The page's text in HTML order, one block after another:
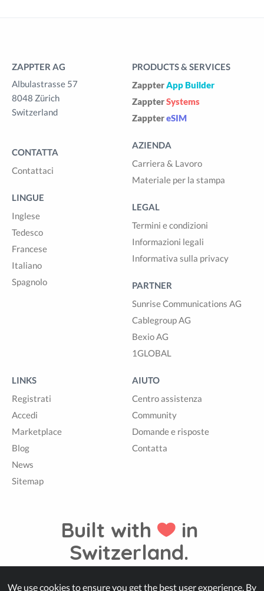
ZAPPTER AG
Albulastrasse 57
8048 Zürich
Switzerland
CONTATTA
Contattaci
LINGUE
Inglese
Tedesco
Francese
Italiano
Spagnolo
PRODUCTS & SERVICES
ZappterApp Builder
ZappterSystems
ZapptereSIM
AZIENDA
Carriera & Lavoro
Materiale per la stampa
LEGAL
Termini e condizioni
Informazioni legali
Informativa sulla privacy
PARTNER
Sunrise Communications AG
Cablegroup AG
Bexio AG
1GLOBAL
LINKS
Registrati
Accedi
Marketplace
Blog
News
Sitemap
AIUTO
Centro assistenza
Community
Domande e risposte
Contatta
Built with
in
Switzerland.
© Zappter
We use cookies to ensure you get the best user experience. By